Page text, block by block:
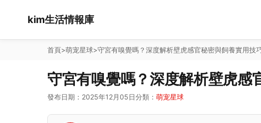
kim生活情報庫
首頁>萌宠星球>守宮有嗅覺嗎？深度解析壁虎感官秘密與飼養實用技
守宮有嗅覺嗎？深度解析壁虎感
發布日期：2025年12月05日分類： 萌宠星球